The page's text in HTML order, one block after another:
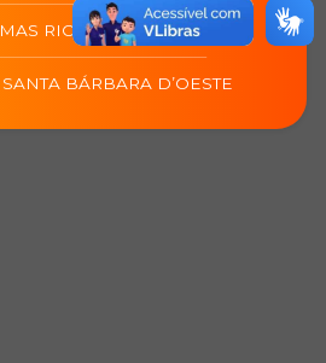
RIO DAS OSTRAS
BÁRBARA D’OESTE